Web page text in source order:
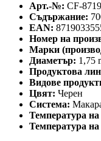
Арт.-№: CF-
Съдържание:
EAN:
Номер на
Марки
Диаметър: 1,75
Продуктова
Видове
Цвят: Черен
Система:
Температура на
Температура на